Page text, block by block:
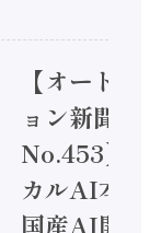
【オートメ
ョン新聞
No.453】フ
カルAI本格
国産AI開発